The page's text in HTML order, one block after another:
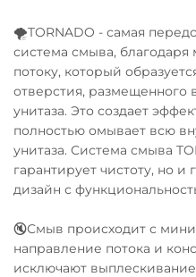
🌪TORNADO - самая
система смыва,
потоку, который
отверстия, размещенного
унитаза. Это создает
полностью омывает всю
унитаза. Система смыва
гарантирует чистоту, но
дизайн с
🔇Смыв происходит с
направление потока и
исключают